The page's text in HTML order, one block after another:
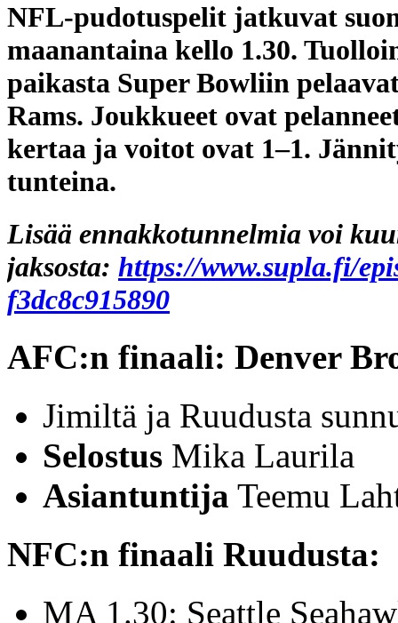
NFL-pudotuspelit jatkuvat
maanantaina kello 1.30.
paikasta Super Bowliin
Rams. Joukkueet ovat
kertaa ja voitot ovat 1–1.
tunteina.
Lisää ennakkotunnelmia voi
jaksosta: https://www.supla.fi/
f3dc8c915890
AFC:n finaali: Denver
Jimiltä ja Ruudusta
Selostus Mika Laurila
Asiantuntija Teemu
NFC:n finaali Ruudusta:
MA 1.30: Seattle